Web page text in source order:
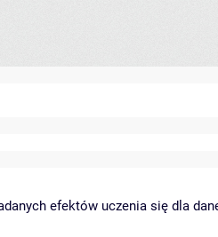
efektów uczenia się dla